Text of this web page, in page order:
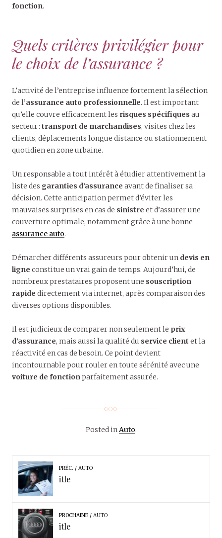
fonction.
Quels critères privilégier pour
le choix de l’assurance ?
L’activité de l’entreprise influence fortement la sélection
de l’assurance auto professionnelle. Il est important
qu’elle couvre efficacement les risques spécifiques au
secteur : transport de marchandises, visites chez les
clients, déplacements longue distance ou stationnement
quotidien en zone urbaine.
Un responsable a tout intérêt à étudier attentivement la
liste des garanties d’assurance avant de finaliser sa
décision. Cette anticipation permet d’éviter les
mauvaises surprises en cas de sinistre et d’assurer une
couverture optimale, notamment grâce à une bonne
assurance auto.
Démarcher différents assureurs pour obtenir un devis en
ligne constitue un vrai gain de temps. Aujourd’hui, de
nombreux prestataires proposent une souscription
rapide directement via internet, après comparaison des
diverses options disponibles.
Il est judicieux de comparer non seulement le prix
d’assurance, mais aussi la qualité du service client et la
réactivité en cas de besoin. Ce point devient
incontournable pour rouler en toute sérénité avec une
voiture de fonction parfaitement assurée.
Posted in Auto.
PRÉC. AUTO
itle
PROCHAINE AUTO
itle